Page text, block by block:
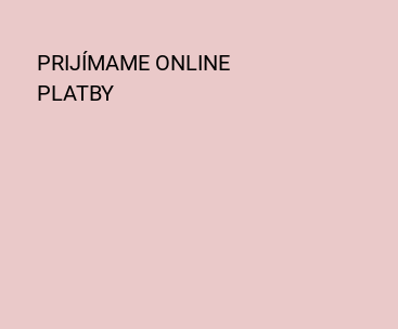
PRIJÍMAME ONLINE
PLATBY